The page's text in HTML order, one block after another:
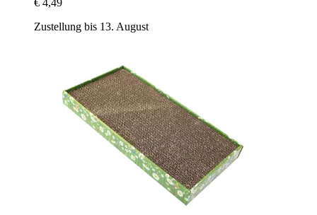
€ 4,49
Zustellung bis 13. August